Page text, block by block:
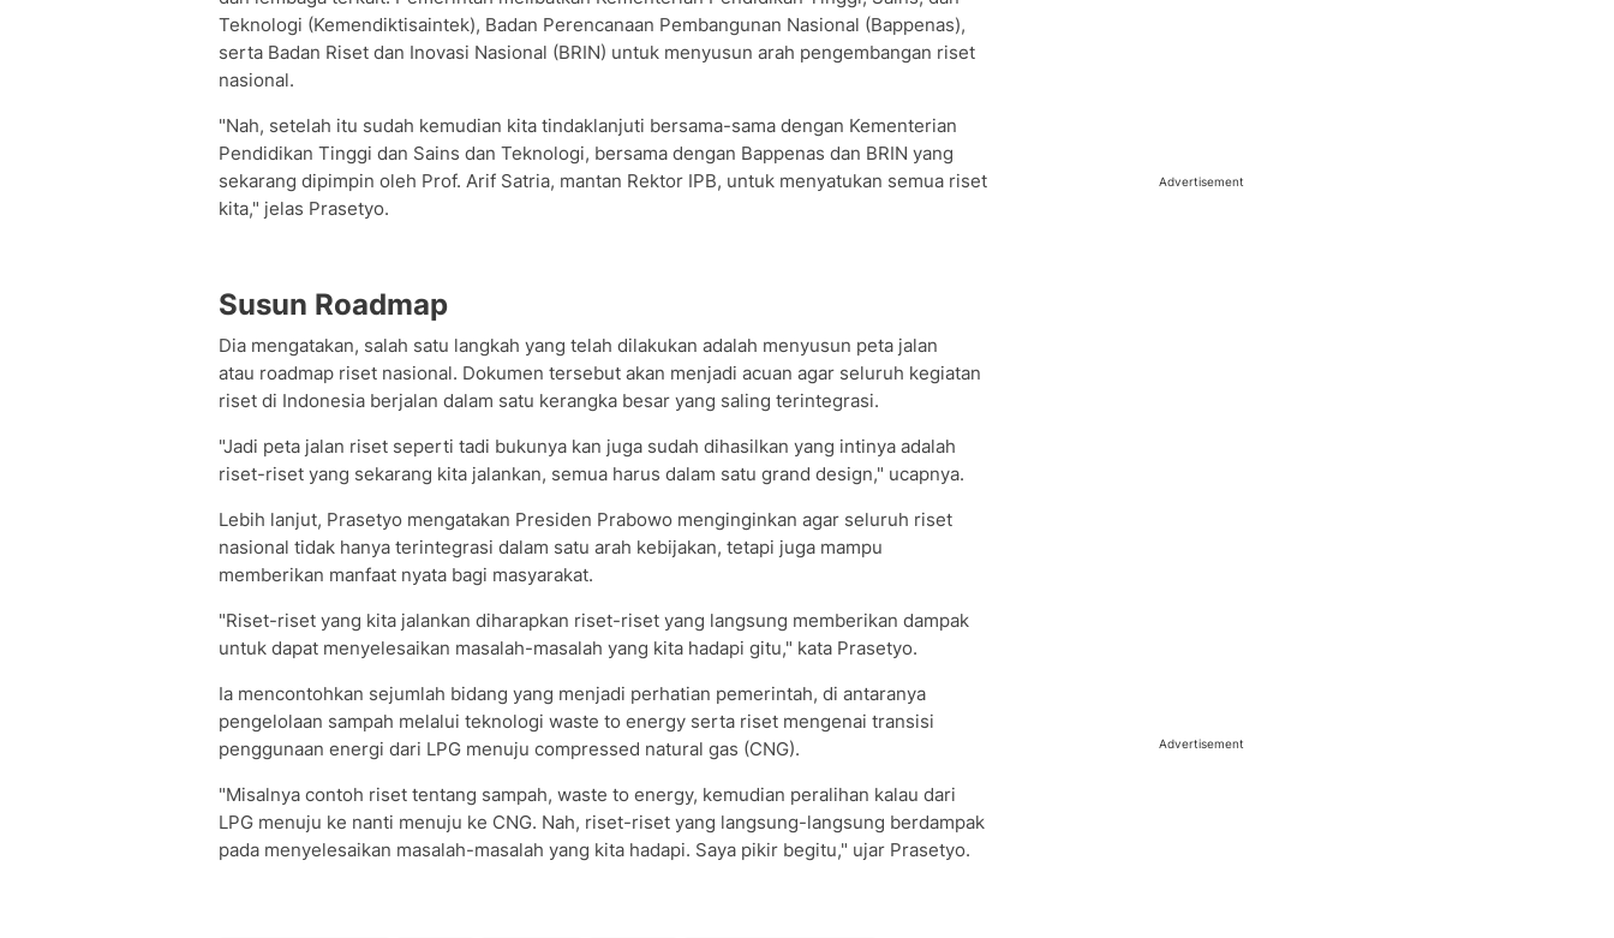
Teknologi (Kemendiktisaintek), Badan Perencanaan Pembangunan Nasional (Bappenas),
serta Badan Riset dan Inovasi Nasional (BRIN) untuk menyusun arah pengembangan riset
nasional.
"Nah, setelah itu sudah kemudian kita tindaklanjuti bersama-sama dengan Kementerian
Pendidikan Tinggi dan Sains dan Teknologi, bersama dengan Bappenas dan BRIN yang
sekarang dipimpin oleh Prof. Arif Satria, mantan Rektor IPB, untuk menyatukan semua riset
kita," jelas Prasetyo.
Susun Roadmap
Dia mengatakan, salah satu langkah yang telah dilakukan adalah menyusun peta jalan
atau roadmap riset nasional. Dokumen tersebut akan menjadi acuan agar seluruh kegiatan
riset di Indonesia berjalan dalam satu kerangka besar yang saling terintegrasi.
"Jadi peta jalan riset seperti tadi bukunya kan juga sudah dihasilkan yang intinya adalah
riset-riset yang sekarang kita jalankan, semua harus dalam satu grand design," ucapnya.
Lebih lanjut, Prasetyo mengatakan Presiden Prabowo menginginkan agar seluruh riset
nasional tidak hanya terintegrasi dalam satu arah kebijakan, tetapi juga mampu
memberikan manfaat nyata bagi masyarakat.
"Riset-riset yang kita jalankan diharapkan riset-riset yang langsung memberikan dampak
untuk dapat menyelesaikan masalah-masalah yang kita hadapi gitu," kata Prasetyo.
Ia mencontohkan sejumlah bidang yang menjadi perhatian pemerintah, di antaranya
pengelolaan sampah melalui teknologi waste to energy serta riset mengenai transisi
penggunaan energi dari LPG menuju compressed natural gas (CNG).
"Misalnya contoh riset tentang sampah, waste to energy, kemudian peralihan kalau dari
LPG menuju ke nanti menuju ke CNG. Nah, riset-riset yang langsung-langsung berdampak
pada menyelesaikan masalah-masalah yang kita hadapi. Saya pikir begitu," ujar Prasetyo.
Advertisement
Advertisement